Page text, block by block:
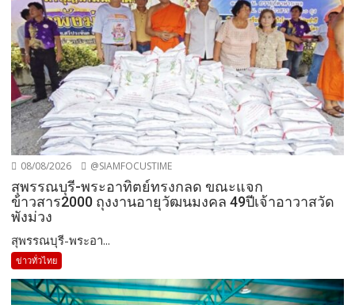
08/08/2026 @SIAMFOCUSTIME
สุพรรณบุรี-พระอาทิตย์ทรงกลด ขณะแจก
ข้าวสาร2000 ถุงงานอายุวัฒนมงคล 49ปีเจ้าอาวาสวัด
พังม่วง
สุพรรณบุรี-พระอา...
ข่าวทั่วไทย